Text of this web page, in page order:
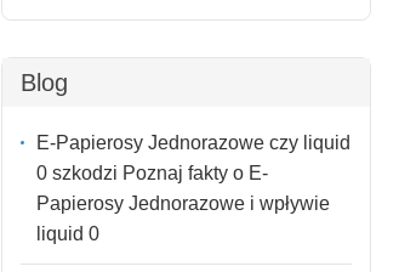
Blog
E-Papierosy Jednorazowe czy liquid
0 szkodzi Poznaj fakty o E-
Papierosy Jednorazowe i wpływie
liquid 0